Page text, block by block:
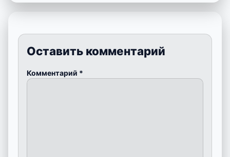
Оставить комментарий
Комментарий *